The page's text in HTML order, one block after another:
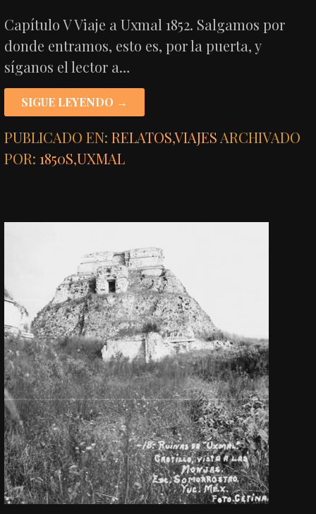
Capítulo V Viaje a Uxmal 1852. Salgamos por
donde entramos, esto es, por la puerta, y
síganos el lector a…
SIGUE LEYENDO →
PUBLICADO EN:RELATOS,VIAJES ARCHIVADO
POR:1850S,UXMAL